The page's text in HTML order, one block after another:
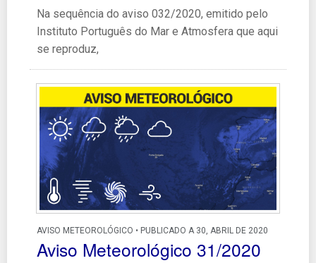
Na sequência do aviso 032/2020, emitido pelo
Instituto Português do Mar e Atmosfera que aqui
se reproduz,
AVISO METEOROLÓGICO • PUBLICADO A 30, ABRIL DE 2020
Aviso Meteorológico 31/2020